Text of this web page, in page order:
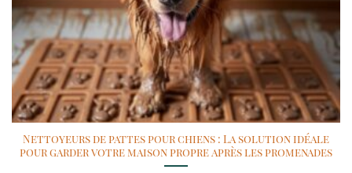
Nettoyeurs de pattes pour chiens : La solution idéale
pour garder votre maison propre après les promenades